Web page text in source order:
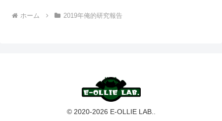
ホーム 2019年俺的研究報告
© 2020-2026 E-OLLIE LAB..